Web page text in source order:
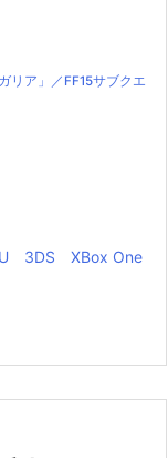
リア」／FF15サブクエ
3DS
XBox One